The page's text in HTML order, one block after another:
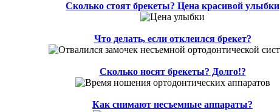
Сколько стоят брекеты? Цена красивой улыбки
Что делать, если отклеился брекет?
Сколько носят брекеты? Долго!?
Как снимают несъемные аппараты?